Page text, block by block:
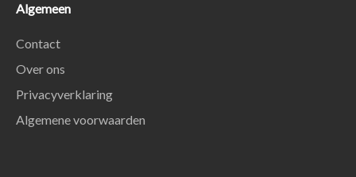
Algemeen
Contact
Over ons
Privacyverklaring
Algemene voorwaarden